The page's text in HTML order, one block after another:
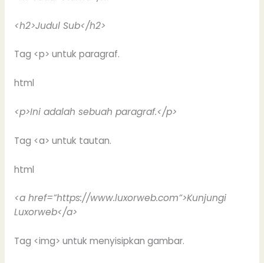
<h2>Judul Sub</h2>
Tag <p> untuk paragraf.
html
<p>Ini adalah sebuah paragraf.</p>
Tag <a> untuk tautan.
html
<a href=”https://www.luxorweb.com”>Kunjungi
Luxorweb</a>
Tag <img> untuk menyisipkan gambar.